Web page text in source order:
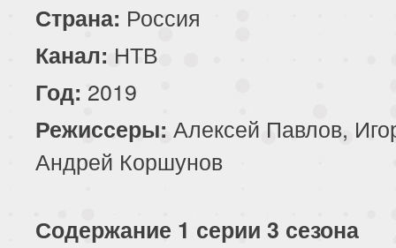
Страна: Россия
Канал: НТВ
Год: 2019
Режиссеры: Алексей Павлов,
Андрей Коршунов
Содержание 1 серии 3 сезона